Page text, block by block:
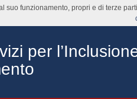
per
suo funzionamento, propri e di terze